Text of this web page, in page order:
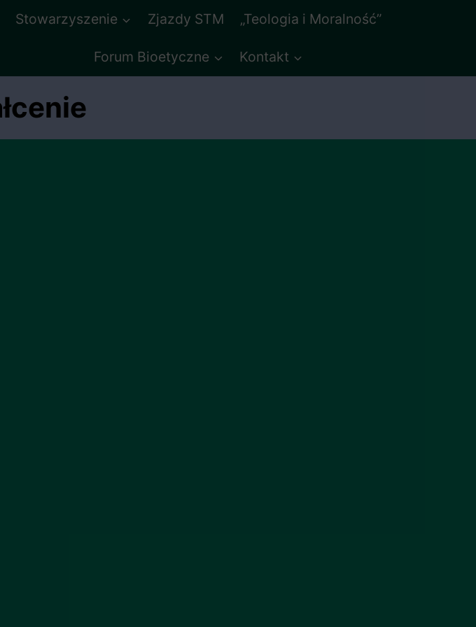
Stowarzyszenie Zjazdy STM „Teologia i Moralność”
Forum Bioetyczne Kontakt